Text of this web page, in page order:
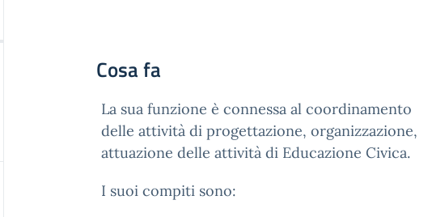
Cosa fa
La sua funzione è connessa al coordinamento
delle attività di progettazione, organizzazione,
attuazione delle attività di Educazione Civica.
I suoi compiti sono: